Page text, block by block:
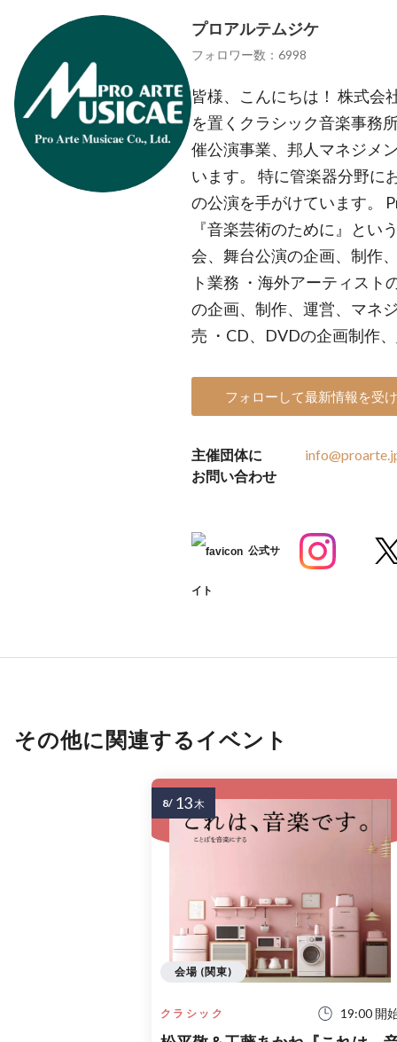
プロアルテムジケ
フォロワー数：6998
皆様、こんにちは！ 株式会
を置くクラシック音楽事務
催公演事業、邦人マネジメ
います。 特に管楽器分野に
の公演を手がけています。
『音楽芸術のために』とい
会、舞台公演の企画、制作
ト業務 ・海外アーティスト
の企画、制作、運営、マネ
売 ・CD、DVDの企画制作
フォローして最新情報を受
主催団体に
お問い合わせ
公式サ
イト
その他に関連するイベント
クラシック 19:00 開
会場 (関東)
8/ 13木